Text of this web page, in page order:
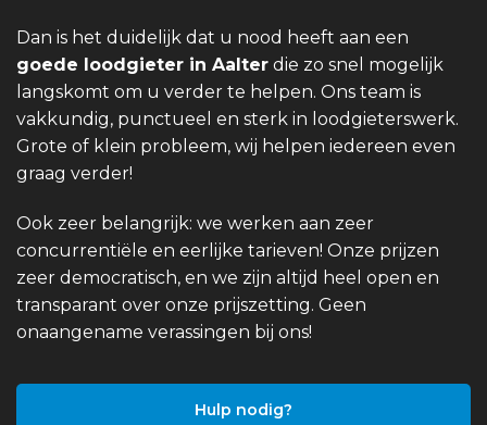
Dan is het duidelijk dat u nood heeft aan een
goede loodgieter in Aalter die zo snel mogelijk
langskomt om u verder te helpen. Ons team is
vakkundig, punctueel en sterk in loodgieterswerk.
Grote of klein probleem, wij helpen iedereen even
graag verder!
Ook zeer belangrijk: we werken aan zeer
concurrentiële en eerlijke tarieven! Onze prijzen
zeer democratisch, en we zijn altijd heel open en
transparant over onze prijszetting. Geen
onaangename verassingen bij ons!
Hulp nodig?